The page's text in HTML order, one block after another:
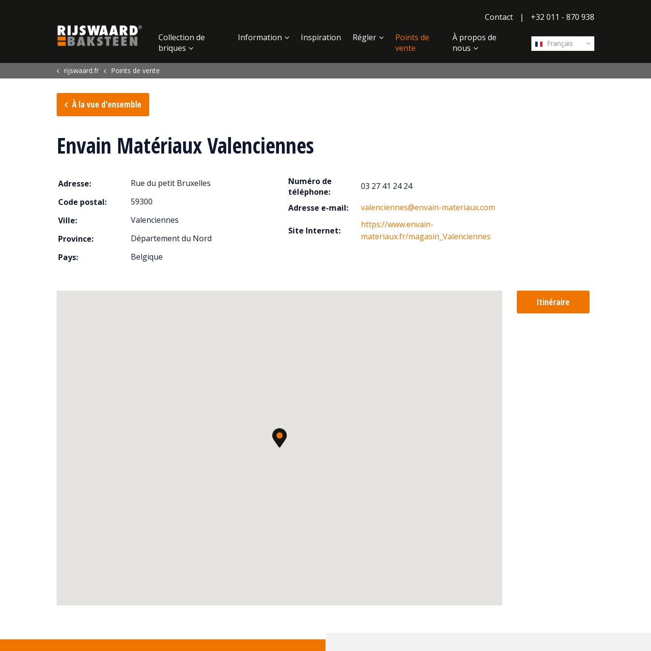
Contact
| +32 011 - 870 938
Français
Collection de
briques
Information Inspiration Régler
Points de
vente
À propos de
nous
rijswaard.fr Points de vente
À la vue d'ensemble
Envain Matériaux Valenciennes
Adresse:
Rue du petit Bruxelles
Code postal:
59300
Ville:
Valenciennes
Province:
Département du Nord
Pays:
Belgique
Numéro de
téléphone:
03 27 41 24 24
Adresse e-mail: valenciennes@envain-materiaux.com
Site Internet:
https://www.envain-
materiaux.fr/magasin_Valenciennes
Itinéraire